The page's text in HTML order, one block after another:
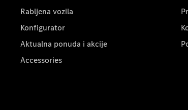
Rabljena vozila
Konfigurator
Aktualna ponuda i akcije
Accessories